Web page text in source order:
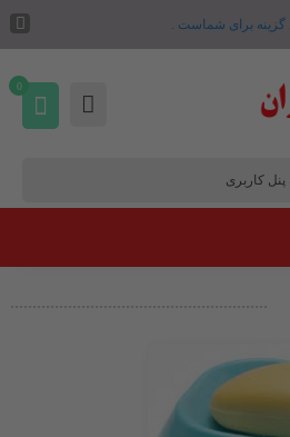
گزینه برای شماست .
پنل کاربری
0